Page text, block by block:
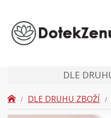
DLE
DLE DRUHU ZBOŽÍ